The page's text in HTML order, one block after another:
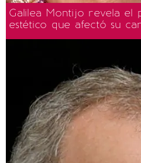
Galilea Montijo revela el
estético que afectó su